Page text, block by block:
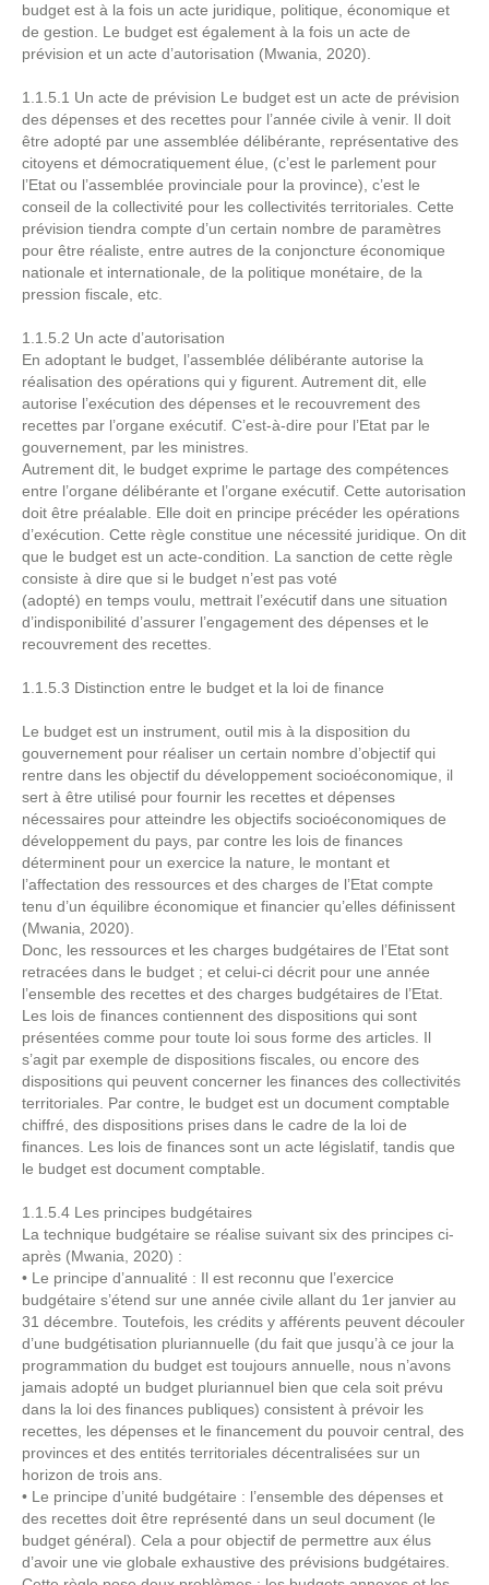
budget est à la fois un acte juridique, politique, économique et
de gestion. Le budget est également à la fois un acte de
prévision et un acte d’autorisation (Mwania, 2020).
1.1.5.1 Un acte de prévision Le budget est un acte de prévision
des dépenses et des recettes pour l’année civile à venir. Il doit
être adopté par une assemblée délibérante, représentative des
citoyens et démocratiquement élue, (c’est le parlement pour
l’Etat ou l’assemblée provinciale pour la province), c’est le
conseil de la collectivité pour les collectivités territoriales. Cette
prévision tiendra compte d’un certain nombre de paramètres
pour être réaliste, entre autres de la conjoncture économique
nationale et internationale, de la politique monétaire, de la
pression fiscale, etc.
1.1.5.2 Un acte d’autorisation
En adoptant le budget, l’assemblée délibérante autorise la
réalisation des opérations qui y figurent. Autrement dit, elle
autorise l’exécution des dépenses et le recouvrement des
recettes par l’organe exécutif. C’est-à-dire pour l’Etat par le
gouvernement, par les ministres.
Autrement dit, le budget exprime le partage des compétences
entre l’organe délibérante et l’organe exécutif. Cette autorisation
doit être préalable. Elle doit en principe précéder les opérations
d’exécution. Cette règle constitue une nécessité juridique. On dit
que le budget est un acte-condition. La sanction de cette règle
consiste à dire que si le budget n’est pas voté
(adopté) en temps voulu, mettrait l’exécutif dans une situation
d’indisponibilité d’assurer l’engagement des dépenses et le
recouvrement des recettes.
1.1.5.3 Distinction entre le budget et la loi de finance
Le budget est un instrument, outil mis à la disposition du
gouvernement pour réaliser un certain nombre d’objectif qui
rentre dans les objectif du développement socioéconomique, il
sert à être utilisé pour fournir les recettes et dépenses
nécessaires pour atteindre les objectifs socioéconomiques de
développement du pays, par contre les lois de finances
déterminent pour un exercice la nature, le montant et
l’affectation des ressources et des charges de l’Etat compte
tenu d’un équilibre économique et financier qu’elles définissent
(Mwania, 2020).
Donc, les ressources et les charges budgétaires de l’Etat sont
retracées dans le budget ; et celui-ci décrit pour une année
l’ensemble des recettes et des charges budgétaires de l’Etat.
Les lois de finances contiennent des dispositions qui sont
présentées comme pour toute loi sous forme des articles. Il
s’agit par exemple de dispositions fiscales, ou encore des
dispositions qui peuvent concerner les finances des collectivités
territoriales. Par contre, le budget est un document comptable
chiffré, des dispositions prises dans le cadre de la loi de
finances. Les lois de finances sont un acte législatif, tandis que
le budget est document comptable.
1.1.5.4 Les principes budgétaires
La technique budgétaire se réalise suivant six des principes ci-
après (Mwania, 2020) :
• Le principe d’annualité : Il est reconnu que l’exercice
budgétaire s’étend sur une année civile allant du 1er janvier au
31 décembre. Toutefois, les crédits y afférents peuvent découler
d’une budgétisation pluriannuelle (du fait que jusqu’à ce jour la
programmation du budget est toujours annuelle, nous n’avons
jamais adopté un budget pluriannuel bien que cela soit prévu
dans la loi des finances publiques) consistent à prévoir les
recettes, les dépenses et le financement du pouvoir central, des
provinces et des entités territoriales décentralisées sur un
horizon de trois ans.
• Le principe d’unité budgétaire : l’ensemble des dépenses et
des recettes doit être représenté dans un seul document (le
budget général). Cela a pour objectif de permettre aux élus
d’avoir une vie globale exhaustive des prévisions budgétaires.